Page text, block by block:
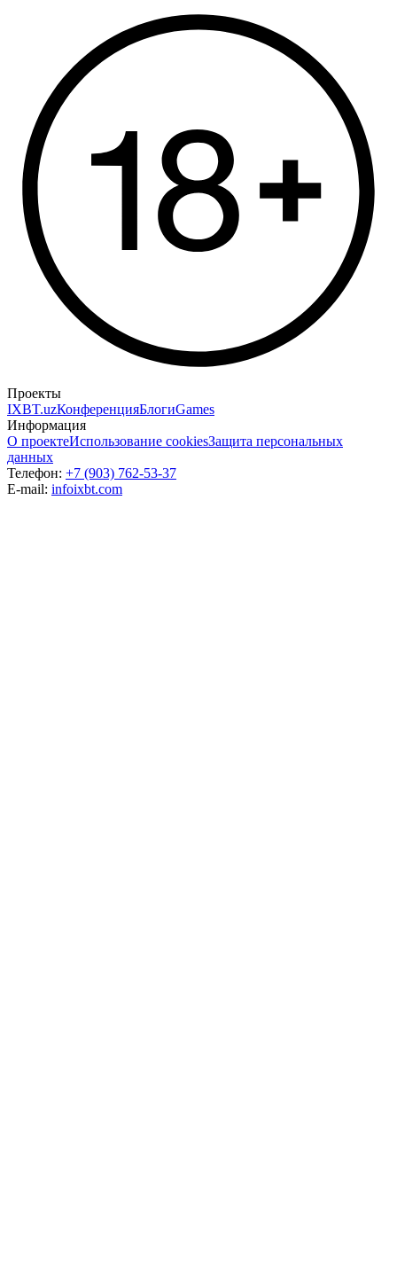
Проекты
IXBT.uzКонференцияБлогиGames
Информация
О проектеИспользование cookiesЗащита персональных
данных
Телефон: +7 (903) 762-53-37
E-mail: infoixbt.com